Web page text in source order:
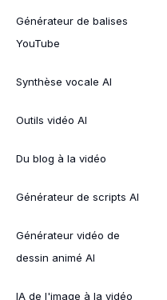
Générateur de balises
YouTube
Synthèse vocale AI
Outils vidéo AI
Du blog à la vidéo
Générateur de scripts AI
Générateur vidéo de
dessin animé AI
IA de l'image à la vidéo